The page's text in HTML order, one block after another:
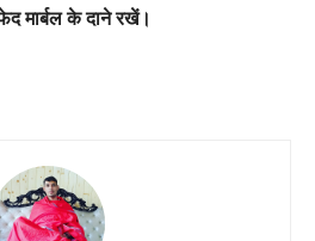
मार्बल के दाने रखें।